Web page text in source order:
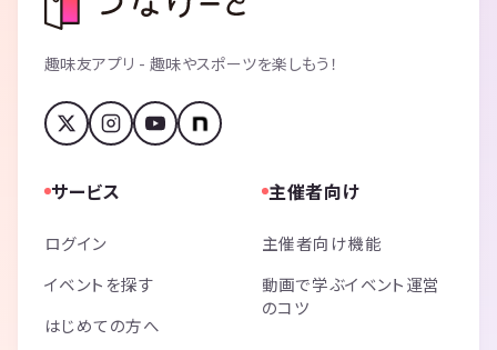
趣味友アプリ - 趣味やスポーツを楽しもう！
サービス
ログイン
イベントを探す
はじめての方へ
主催者向け
主催者向け機能
動画で学ぶイベント運営
のコツ